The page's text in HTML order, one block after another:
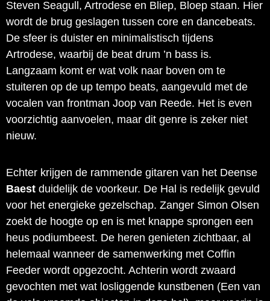
Steven Seagull, Artrodese en Bliep, Bloep staan. Hier
wordt de brug geslagen tussen core en dancebeats.
De sfeer is duister en minimalistisch tijdens
Artrodese, waarbij de beat drum ’n bass is.
Langzaam komt er wat volk naar boven om te
stuiteren op de up tempo beats, aangevuld met de
vocalen van frontman Joop van Reede. Het is even
voorzichtig aanvoelen, maar dit genre is zeker niet
nieuw.
Echter krijgen de rammende gitaren van het Deense
Baest duidelijk de voorkeur. De Hal is redelijk gevuld
voor het energieke gezelschap. Zanger Simon Olsen
zoekt de hoogte op en is met knappe sprongen een
heus podiumbeest. De heren genieten zichtbaar, al
helemaal wanneer de samenwerking met Coffin
Feeder wordt opgezocht. Achterin wordt zwaard
gevochten met wat losliggende kunstbenen (Een van